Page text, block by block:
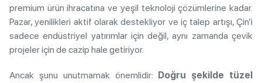
premium ürün ihracatına ve yeşil teknoloji çözümlerine kadar.
Pazar, yenilikleri aktif olarak destekliyor ve iç talep artışı, Çin’i
sadece endüstriyel yatırımlar için değil, aynı zamanda çevik
projeler için de cazip hale getiriyor.
Ancak şunu unutmamak önemlidir: Doğru şekilde tüzel